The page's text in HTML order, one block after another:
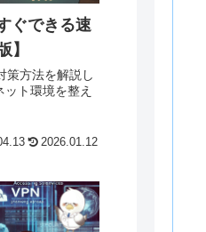
ぐできる速
】
策方法を解説し
ト環境を整え
2026.01.12